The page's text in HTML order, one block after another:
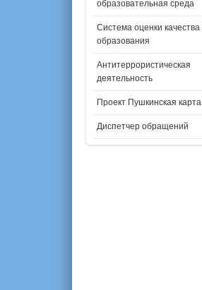
образовательная среда
Система оценки качества
образования
Антитеррористическая
деятельность
Проект Пушкинская карта
Диспетчер обращений